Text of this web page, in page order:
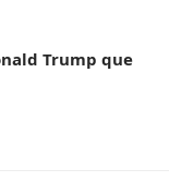
Trump que